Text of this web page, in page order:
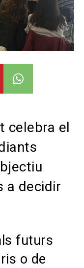
celebra el
a decidir
futurs
o de